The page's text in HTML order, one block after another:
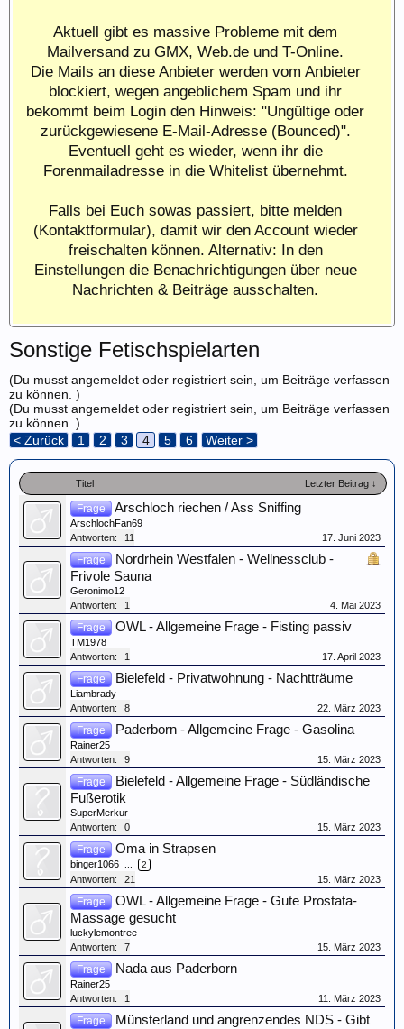
Aktuell gibt es massive Probleme mit dem
Mailversand zu GMX, Web.de und T-Online.
Die Mails an diese Anbieter werden vom Anbieter
blockiert, wegen angeblichem Spam und ihr
bekommt beim Login den Hinweis: "Ungültige oder
zurückgewiesene E-Mail-Adresse (Bounced)".
Eventuell geht es wieder, wenn ihr die
Forenmailadresse in die Whitelist übernehmt.
Falls bei Euch sowas passiert, bitte melden
(Kontaktformular), damit wir den Account wieder
freischalten können. Alternativ: In den
Einstellungen die Benachrichtigungen über neue
Nachrichten & Beiträge ausschalten.
Sonstige Fetischspielarten
(Du musst angemeldet oder registriert sein, um Beiträge verfassen
zu können. )
(Du musst angemeldet oder registriert sein, um Beiträge verfassen
zu können. )
< Zurück
1 2 3 4 5 6 Weiter >
Titel Letzter Beitrag ↓
Frage Arschloch riechen / Ass Sniffing
ArschlochFan69
Antworten:
11 17. Juni 2023
Frage
Nordrhein Westfalen - Wellnessclub -
Frivole Sauna
Geronimo12
Antworten:
1 4. Mai 2023
Frage OWL - Allgemeine Frage - Fisting passiv
TM1978
Antworten:
1 17. April 2023
Frage Bielefeld - Privatwohnung - Nachtträume
Liambrady
Antworten:
8 22. März 2023
Frage Paderborn - Allgemeine Frage - Gasolina
Rainer25
Antworten:
9 15. März 2023
Frage
Bielefeld - Allgemeine Frage - Südländische
Fußerotik
SuperMerkur
Antworten:
0 15. März 2023
Frage Oma in Strapsen
binger1066 ... 2
Antworten: 21 15. März 2023
Frage
OWL - Allgemeine Frage - Gute Prostata-
Massage gesucht
luckylemontree
Antworten:
7 15. März 2023
Frage Nada aus Paderborn
Rainer25
Antworten:
1 11. März 2023
Frage
Münsterland und angrenzendes NDS - Gibt